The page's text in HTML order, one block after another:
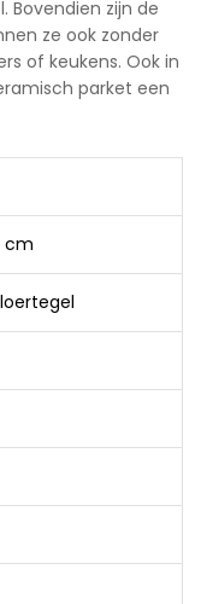
Bovendien zijn de
ze ook zonder
of keukens. Ook in
parket een
cm